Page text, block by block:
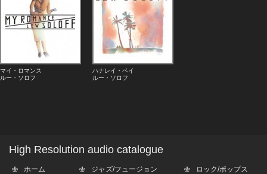
マイ・ロマンス
ルー・ソロフ
ハナレイ・ベイ
ルー・ソロフ
High Resolution audio catalogue
ホーム
ジャズ/フュージョン
ロック/ポップス